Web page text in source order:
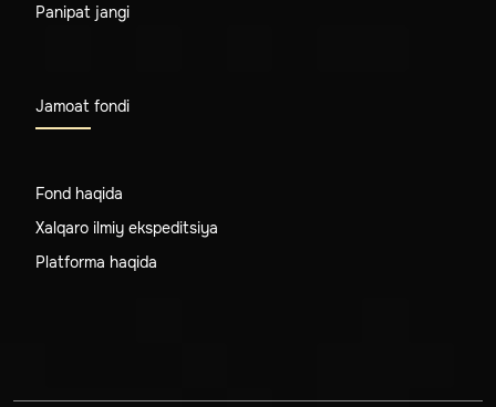
Panipat jangi
Jamoat fondi
Fond haqida
Xalqaro ilmiy ekspeditsiya
Platforma haqida